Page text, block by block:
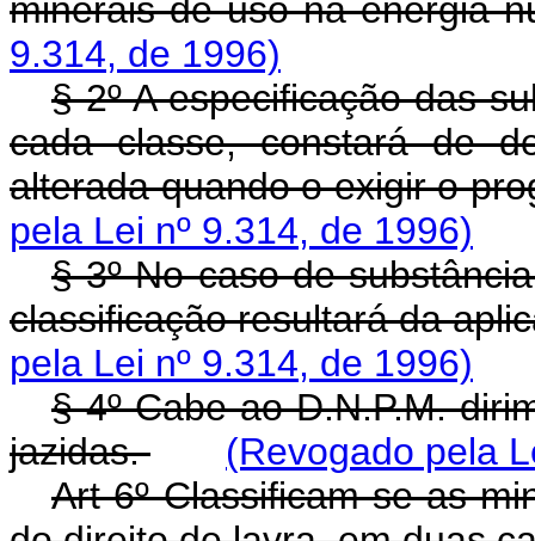
minerais de uso na energia
9.314, de 1996)
§ 2º A especificação das
cada classe, constará de
alterada quando o exigir o
pela Lei nº 9.314, de 1996)
§ 3º No caso de
classificação resultará da
pela Lei nº 9.314, de 1996)
§ 4º Cabe ao D.N.P.M.
jazidas.
(Revogado pela
Art 6º Classificam-se as